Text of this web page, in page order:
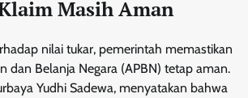
Masih Aman
nilai tukar, pemerintah memastikan
dan Belanja Negara (APBN) tetap aman.
Yudhi Sadewa, menyatakan bahwa